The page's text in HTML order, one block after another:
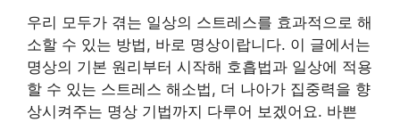
우리 모두가 겪는 일상의 스트레스를 효과적으로 해
소할 수 있는 방법, 바로 명상이랍니다. 이 글에서는
명상의 기본 원리부터 시작해 호흡법과 일상에 적용
할 수 있는 스트레스 해소법, 더 나아가 집중력을 향
상시켜주는 명상 기법까지 다루어 보겠어요. 바쁜